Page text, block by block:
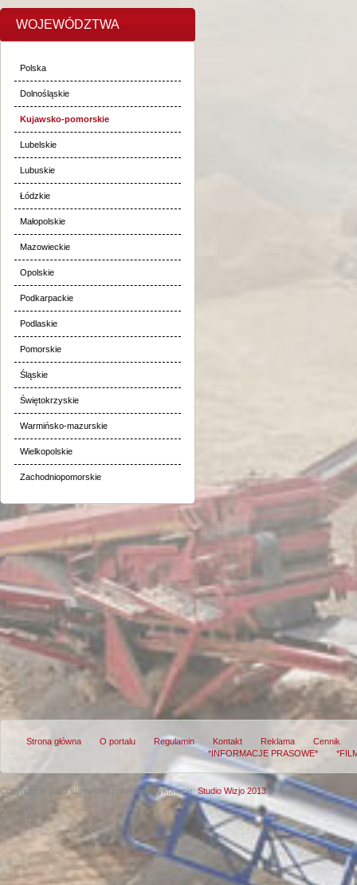
WOJEWÓDZTWA
Polska
Dolnośląskie
Kujawsko-pomorskie
Lubelskie
Lubuskie
Łódzkie
Małopolskie
Mazowieckie
Opolskie
Podkarpackie
Podlaskie
Pomorskie
Śląskie
Świętokrzyskie
Warmińsko-mazurskie
Wielkopolskie
Zachodniopomorskie
Strona główna O portalu Regulamin Kontakt Reklama
Cennik
*INFORMACJE PRASOWE*
Copyright © 2013 surowce-kopalnie.plWykonanie:Studio Wizjo 2013